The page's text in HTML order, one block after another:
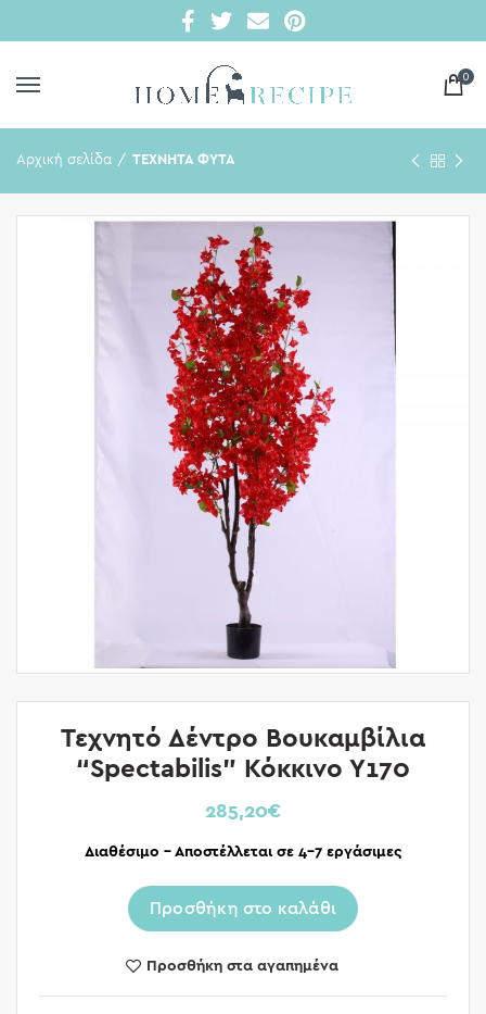
0
Αρχική σελίδα ΤΕΧΝΗΤΑ ΦΥΤΑ
Τεχνητό Δέντρο Βουκαμβίλια
“Spectabilis” Κόκκινο Υ170
285,20€
Διαθέσιμο – Αποστέλλεται σε 4-7 εργάσιμες
Προσθήκη στο καλάθι
Προσθήκη στα αγαπημένα